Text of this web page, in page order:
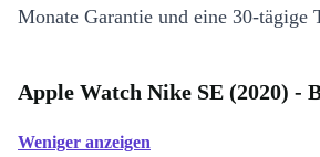
Monate Garantie und eine 30-tägige
Apple Watch Nike SE (2020) -
Weniger anzeigen